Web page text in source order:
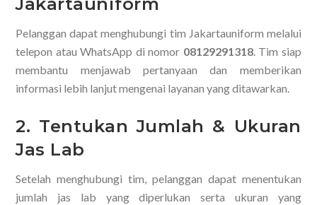
Pelanggan dapat menghubungi tim Jakartauniform melalui
telepon atau WhatsApp di nomor 08129291318. Tim siap
membantu menjawab pertanyaan dan memberikan
informasi lebih lanjut mengenai layanan yang ditawarkan.
2. Tentukan Jumlah & Ukuran
Jas Lab
Setelah menghubungi tim, pelanggan dapat menentukan
jumlah jas lab yang diperlukan serta ukuran yang